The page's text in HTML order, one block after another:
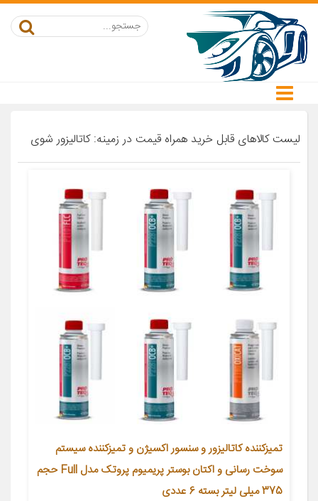
لیست کالاهای قابل خرید همراه قیمت در زمینه: کاتالیزور شوی
تمیزکننده کاتالیزور و سنسور اکسیژن و تمیزکننده سیستم
سوخت رسانی و اکتان بوستر پریمیوم پروتک مدل Full حجم
375 میلی لیتر بسته 6 عددی